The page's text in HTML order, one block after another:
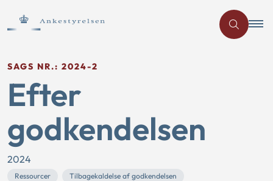
SAGS NR.: 2024-2
Efter
godkendelsen
2024
Ressourcer
Tilbagekaldelse af godkendelsen